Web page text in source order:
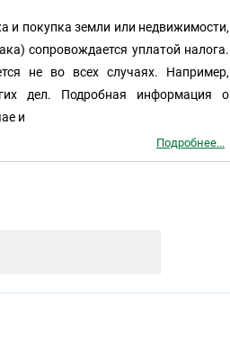
и покупка земли или недвижимости,
сопровождается уплатой налога.
не во всех случаях. Например,
дел. Подробная информация о
и
Подробнее...